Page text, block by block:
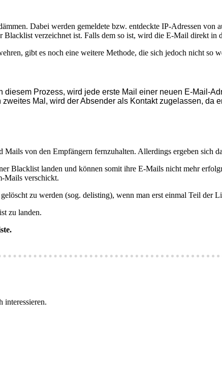
Dabei werden gemeldete bzw. entdeckte IP-Adressen
verzeichnet ist. Falls dem so ist, wird die E-Mail direkt in
gibt es noch eine weitere Methode, die sich jedoch nicht so
Prozess, wird jede erste Mail einer neuen E-Mail-
Mal, wird der Absender als Kontakt zugelassen, da
von den Empfängern fernzuhalten. Allerdings ergeben sich
Blacklist landen und können somit ihre E-Mails nicht mehr
Mails verschickt.
zu werden (sog. delisting), wenn man erst einmal Teil der
zu landen.
interessieren.